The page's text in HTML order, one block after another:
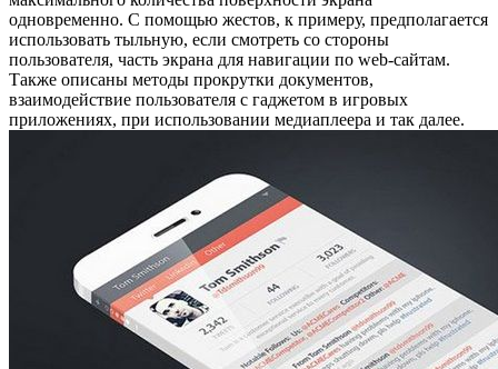
одновременно. С помощью жестов, к примеру, предполагается
использовать тыльную, если смотреть со стороны
пользователя, часть экрана для навигации по web-сайтам.
Также описаны методы прокрутки документов,
взаимодействие пользователя с гаджетом в игровых
приложениях, при использовании медиаплеера и так далее.